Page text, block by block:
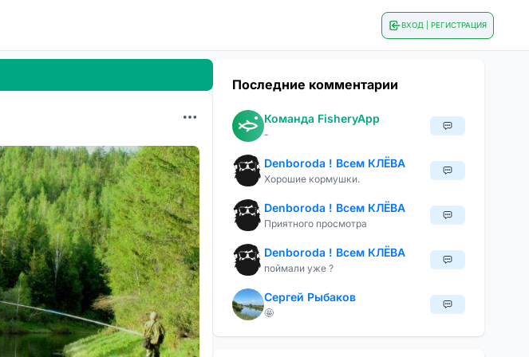
ВХОД | РЕГИСТРАЦИЯ
Последние комментарии
Команда FisheryApp
-
Denboroda ! Всем КЛЁВА
Хорошие кормушки.
Denboroda ! Всем КЛЁВА
Приятного просмотра
Denboroda ! Всем КЛЁВА
поймали уже ?
Сергей Рыбаков
🤩